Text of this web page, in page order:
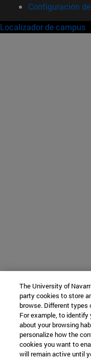
Configuración
Localizador de campus
The University of
party cookies to store
browse. Different types
For example, to identify
about your browsing
personalize how the
cookies you want to
will remain active until